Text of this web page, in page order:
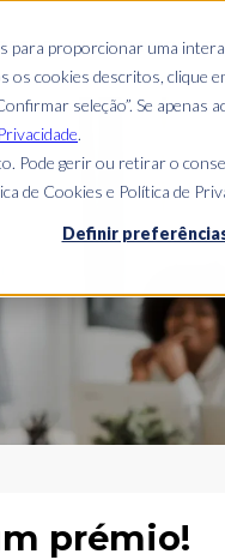
para proporcionar uma
cookies descritos, clique
seleção”. Se
.
Pode gerir ou retirar o
de Cookies e Política de
Definir
QUEM SOMOS O
prémio!